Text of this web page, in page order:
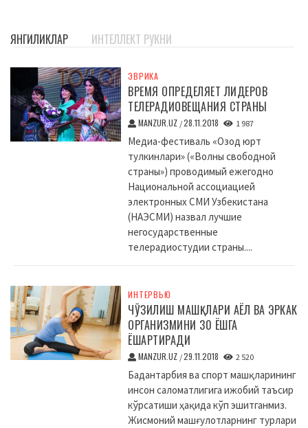
ЯНГИЛИКЛАР ИНТЕЛЛЕКТ РУКНИ
ЭВРИКА
ВРЕМЯ ОПРЕДЕЛЯЕТ ЛИДЕРОВ
ТЕЛЕРАДИОВЕЩАНИЯ СТРАНЫ
MANZUR.UZ /28.11.2018 1 987
Медиа-фестиваль «Озод юрт
тулкинлари» («Волны свободной
страны») проводимый ежегодно
Национальной ассоциацией
электронных СМИ Узбекистана
(НАЭСМИ) назвал лучшие
негосударственные
телерадиостудии страны....
ИНТЕРВЬЮ
ЧЎЗИЛИШ МАШҚЛАРИ АЁЛ ВА ЭРКАК
ОРГАНИЗМИНИ 30 ЁШГА
ЁШАРТИРАДИ
MANZUR.UZ /29.11.2018 2 520
Бадантарбия ва спорт машқларининг
инсон саломатлигига ижобий таъсир
кўрсатиши ҳақида кўп эшитганмиз.
Жисмоний машғулотларнинг турлари